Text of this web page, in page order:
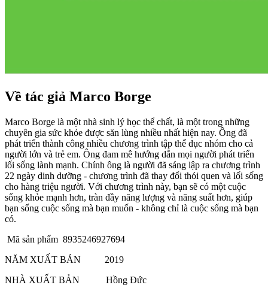
Về tác giả Marco Borge
Marco Borge là một nhà sinh lý học thể chất, là một trong những
chuyên gia sức khỏe được săn lùng nhiều nhất hiện nay. Ông đã
phát triển thành công nhiều chương trình tập thể dục nhóm cho cả
người lớn và trẻ em. Ông đam mê hướng dẫn mọi người phát triển
lối sống lành mạnh. Chính ông là người đã sáng lập ra chương trình
22 ngày dinh dưỡng - chương trình đã thay đổi thói quen và lối sống
cho hàng triệu người. Với chương trình này, bạn sẽ có một cuộc
sống khỏe mạnh hơn, tràn đầy năng lượng và năng suất hơn, giúp
bạn sống cuộc sống mà bạn muốn - không chỉ là cuộc sống mà bạn
có.
Mã sản phẩm 8935246927694
NĂM XUẤT BẢN 2019
NHÀ XUẤT BẢN Hồng Đức